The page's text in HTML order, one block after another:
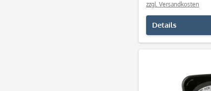
zzgl. Versandkosten
Details